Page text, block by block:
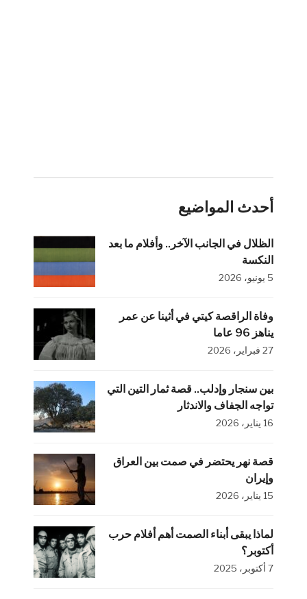
أحدث المواضيع
الظلال في الجانب الآخر.. وأفلام ما بعد
النكسة
5 يونيو، 2026
وفاة الراقصة كيتي في أثينا عن عمر
يناهز 96 عاما
27 فبراير، 2026
بين سنجار وإدلب.. قصة ثمار التين التي
تواجه الجفاف والاندثار
16 يناير، 2026
قصة نهر يحتضر في صمت بين العراق
وإيران
15 يناير، 2026
لماذا يبقى أبناء الصمت أهم أفلام حرب
أكتوبر؟
7 أكتوبر، 2025